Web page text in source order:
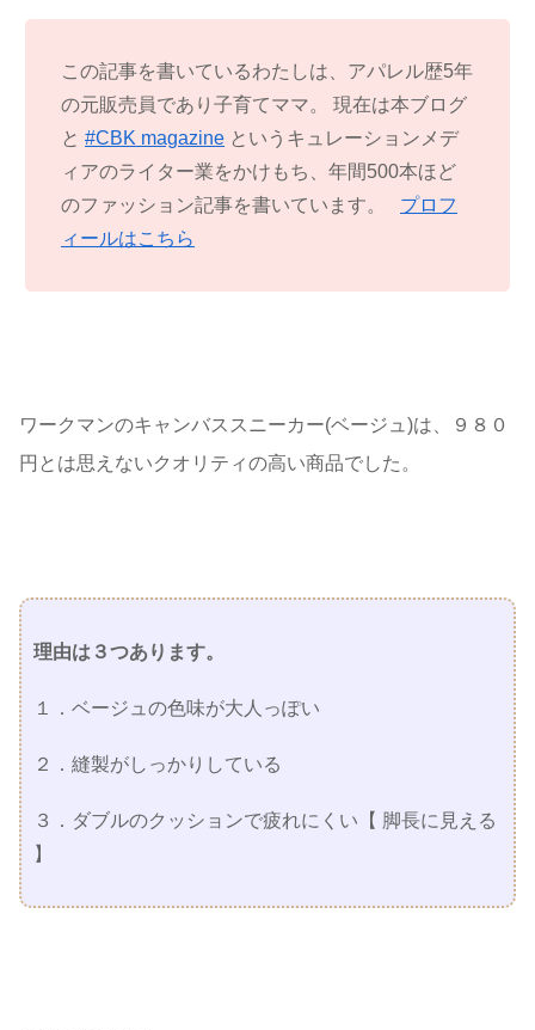
この記事を書いているわたしは、アパレル歴5年
の元販売員であり子育てママ。 現在は本ブログ
と #CBK magazine というキュレーションメデ
ィアのライター業をかけもち、年間500本ほど
のファッション記事を書いています。 プロフ
ィールはこちら
ワークマンのキャンバススニーカー(ベージュ)は、９８０
円とは思えないクオリティの高い商品でした。
理由は３つあります。
１．ベージュの色味が大人っぽい
２．縫製がしっかりしている
３．ダブルのクッションで疲れにくい【 脚長に見える
】